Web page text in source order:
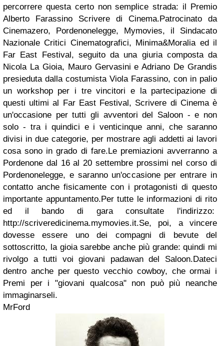
percorrere questa certo non semplice strada: il Premio
Alberto Farassino Scrivere di Cinema.Patrocinato da
Cinemazero, Pordenonelegge, Mymovies, il Sindacato
Nazionale Critici Cinematografici, Minima&Moralia ed il
Far East Festival, seguito da una giuria composta da
Nicola La Gioia, Mauro Gervasini e Adriano De Grandis
presieduta dalla costumista Viola Farassino, con in palio
un workshop per i tre vincitori e la partecipazione di
questi ultimi al Far East Festival, Scrivere di Cinema è
un'occasione per tutti gli avventori del Saloon - e non
solo - tra i quindici e i venticinque anni, che saranno
divisi in due categorie, per mostrare agli addetti ai lavori
cosa sono in grado di fare.Le premiazioni avverranno a
Pordenone dal 16 al 20 settembre prossimi nel corso di
Pordenonelegge, e saranno un'occasione per entrare in
contatto anche fisicamente con i protagonisti di questo
importante appuntamento.Per tutte le informazioni di rito
ed il bando di gara consultate l'indirizzo:
http://scriveredicinema.mymovies.it.Se, poi, a vincere
dovesse essere uno dei compagni di bevute del
sottoscritto, la gioia sarebbe anche più grande: quindi mi
rivolgo a tutti voi giovani padawan del Saloon.Dateci
dentro anche per questo vecchio cowboy, che ormai i
Premi per i "giovani qualcosa" non può più neanche
immaginarseli.
MrFord